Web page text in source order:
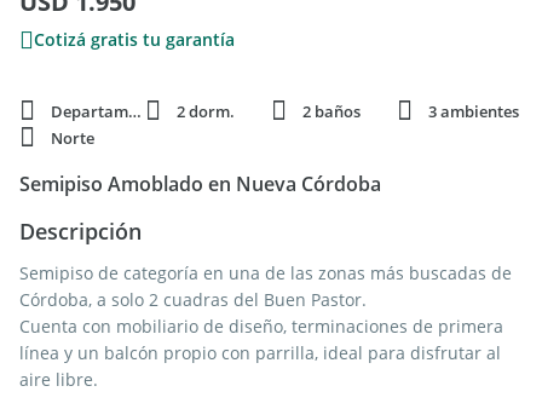
Cotizá gratis tu garantía
Departamento 2 dorm. 2 baños
3 ambientes
Norte
Semipiso Amoblado en Nueva Córdoba
Descripción
Semipiso de categoría en una de las zonas más buscadas de
Córdoba, a solo 2 cuadras del Buen Pastor.
Cuenta con mobiliario de diseño, terminaciones de primera
línea y un balcón propio con parrilla, ideal para disfrutar al
aire libre.